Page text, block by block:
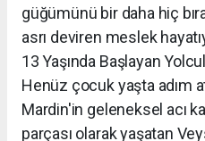
güğümünü bir daha hiç
asrı deviren meslek
13 Yaşında Başlayan
Henüz çocuk yaşta adım
Mardin'in geleneksel acı
parçası olarak yaşatan